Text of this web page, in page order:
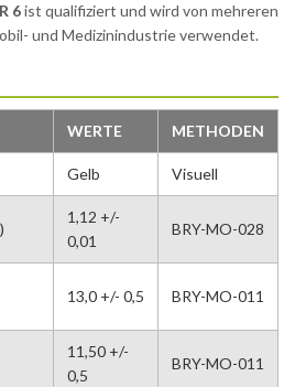
6ist qualifiziert und wird von mehreren
und Medizinindustrie verwendet.
WERTE METHODEN
Gelb Visuell
1,12 +/-
0,01
BRY-MO-028
13,0 +/- 0,5 BRY-MO-011
11,50 +/-
0,5
BRY-MO-011